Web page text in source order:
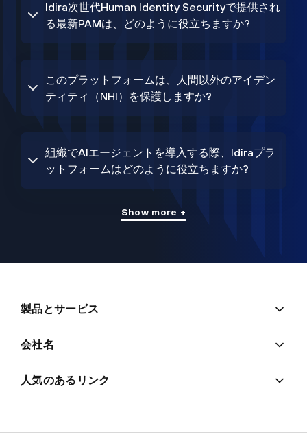
Idira次世代Human Identity Securityで提供され
る最新PAMは、どのように役立ちますか?
このプラットフォームは、人間以外のアイデン
ティティ（NHI）を保護しますか?
組織でAIエージェントを導入する際、Idiraプラ
ットフォームはどのように役立ちますか?
Show more +
製品とサービス
会社名
人気のあるリンク